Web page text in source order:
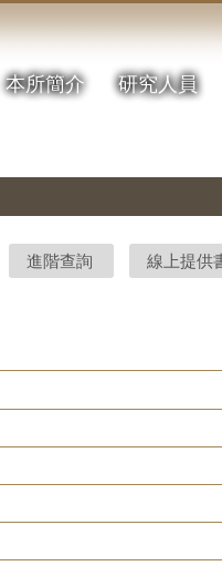
本所簡介 研究人員
進階查詢 線上提供